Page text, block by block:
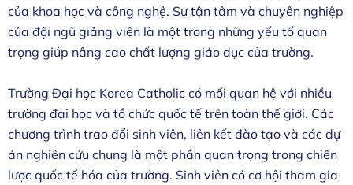
của khoa học và công nghệ. Sự tận tâm và chuyên nghiệp
của đội ngũ giảng viên là một trong những yếu tố quan
trọng giúp nâng cao chất lượng giáo dục của trường.
Trường Đại học Korea Catholic có mối quan hệ với nhiều
trường đại học và tổ chức quốc tế trên toàn thế giới. Các
chương trình trao đổi sinh viên, liên kết đào tạo và các dự
án nghiên cứu chung là một phần quan trọng trong chiến
lược quốc tế hóa của trường. Sinh viên có cơ hội tham gia